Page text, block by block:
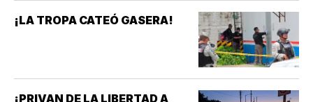
¡LA TROPA CATEÓ GASERA!
¡PRIVAN DE LA LIBERTAD A